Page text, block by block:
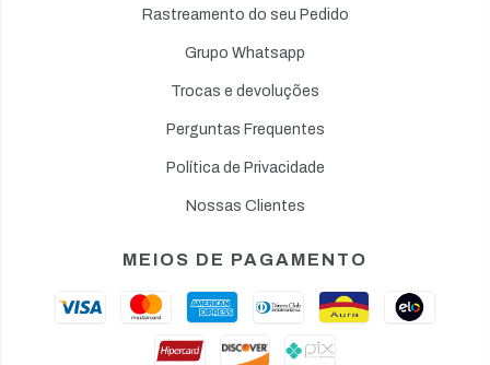
Rastreamento do seu Pedido
Grupo Whatsapp
Trocas e devoluções
Perguntas Frequentes
Política de Privacidade
Nossas Clientes
MEIOS DE PAGAMENTO